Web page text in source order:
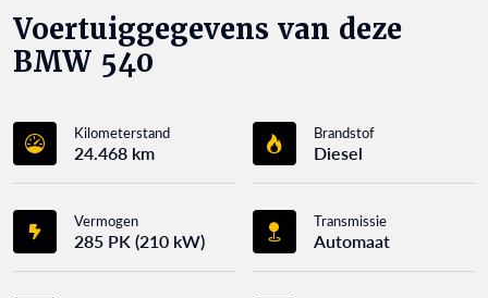
Voertuiggegevens van deze
BMW 540
Kilometerstand
24.468 km
Brandstof
Diesel
Vermogen
285 PK (210 kW)
Transmissie
Automaat